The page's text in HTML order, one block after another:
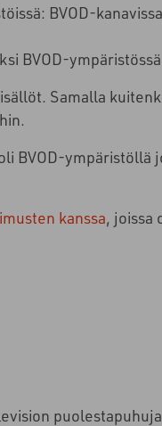
BVOD-
BVOD-
Samalla
BVOD-
kanssa, joissa